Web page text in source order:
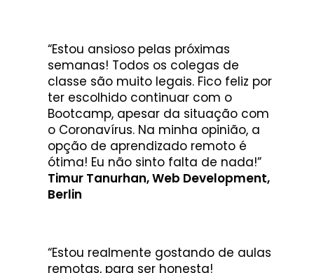
“Estou ansioso pelas próximas
semanas! Todos os colegas de
classe são muito legais. Fico feliz por
ter escolhido continuar com o
Bootcamp, apesar da situação com
o Coronavírus. Na minha opinião, a
opção de aprendizado remoto é
ótima! Eu não sinto falta de nada!”
Timur Tanurhan, Web Development,
Berlin
“Estou realmente gostando de aulas
remotas, para ser honesta!